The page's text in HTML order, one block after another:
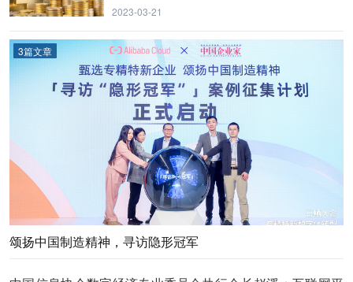
2023-03-21
3篇文章
颂扬中国制造精神，寻访隐形冠军